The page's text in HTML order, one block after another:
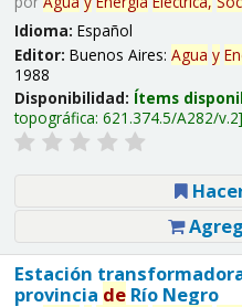
Idioma: Español
Editor: Buenos Aires: Agua y
1988
Disponibilidad: Ítems
topográfica: 621.374.5/A282/v.2
Estación
provincia deRío Negro